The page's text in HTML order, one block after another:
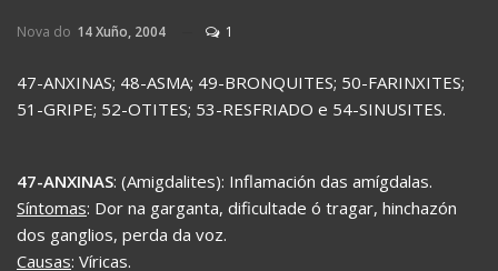
Nova do 14 Xuño, 2004 1
47-ANXINAS; 48-ASMA; 49-BRONQUITES; 50-FARINXITES;
51-GRIPE; 52-OTITES; 53-RESFRIADO e 54-SINUSITES.
47-ANXINAS: (Amigdalites): Inflamación das amígdalas.
Síntomas: Dor na garganta, dificultade ó tragar, hinchazón
dos ganglios, perda da voz.
Causas: Víricas.